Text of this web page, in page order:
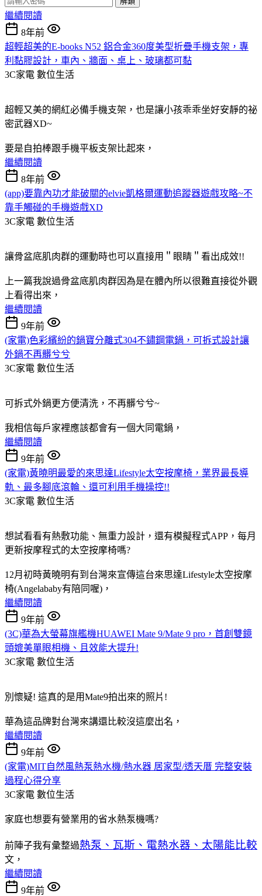
繼續閱讀
8年前
超輕超美的E-books N52 鋁合金360度美型折疊手機支架，專
利黏膠設計，車內、牆面、桌上、玻璃都可黏
3C家電 數位生活
超輕又美的網紅必備手機支架，也是讓小孩乖乖坐好安靜的祕
密武器XD~
要是自拍棒跟手機平板支架比起來，
繼續閱讀
8年前
(app)要靠內功才能破關的elvie凱格爾運動追蹤器遊戲攻略~不
靠手觸碰的手機遊戲XD
3C家電 數位生活
讓骨盆底肌肉群的運動時也可以直接用＂眼睛＂看出成效!!
上一篇我說過骨盆底肌肉群因為是在體內所以很難直接從外觀
上看得出來，
繼續閱讀
9年前
(家電)色彩繽紛的鍋寶分離式304不鏽鋼電鍋，可拆式設計讓
外鍋不再髒兮兮
3C家電 數位生活
可拆式外鍋更方便清洗，不再髒兮兮~
我相信每戶家裡應該都會有一個大同電鍋，
繼續閱讀
9年前
(家電)黃曉明最愛的來思達Lifestyle太空按摩椅，業界最長導
軌、最多腳底滾輪、還可利用手機操控!!
3C家電 數位生活
想試看看有熱敷功能、無重力設計，還有模擬程式APP，每月
更新按摩程式的太空按摩椅嗎?
12月初時黃曉明有到台灣來宣傳這台來思達Lifestyle太空按摩
椅(Angelababy有陪同喔)，
繼續閱讀
9年前
(3C)華為大螢幕旗艦機HUAWEI Mate 9/Mate 9 pro，首創雙鏡
頭媲美單眼相機、且效能大提升!
3C家電 數位生活
別懷疑! 這真的是用Mate9拍出來的照片!
華為這品牌對台灣來講還比較沒這麼出名，
繼續閱讀
9年前
(家電)MIT自然風熱泵熱水機/熱水器 居家型/透天厝 完整安裝
過程心得分享
3C家電 數位生活
家庭也想要有營業用的省水熱泵機嗎?
前陣子我有彙整過熱泵、瓦斯、電熱水器、太陽能比較
文，
繼續閱讀
9年前